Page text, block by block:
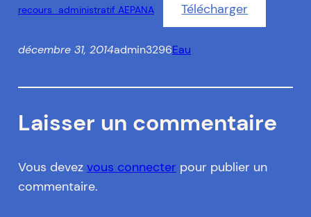
recours_administratif AEPANA Télécharger
décembre 31, 2014admin3296Eau
Laisser un commentaire
Vous devez vous connecter pour publier un
commentaire.